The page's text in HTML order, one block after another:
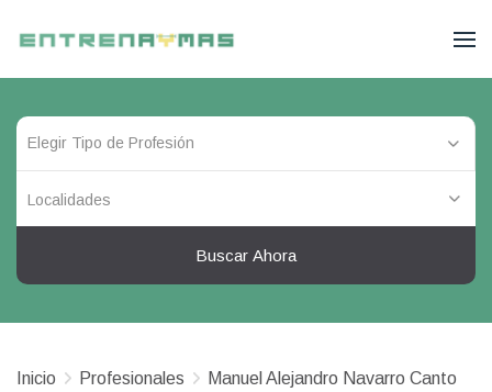
Localidades
Buscar Ahora
Inicio Profesionales Manuel Alejandro Navarro Canto